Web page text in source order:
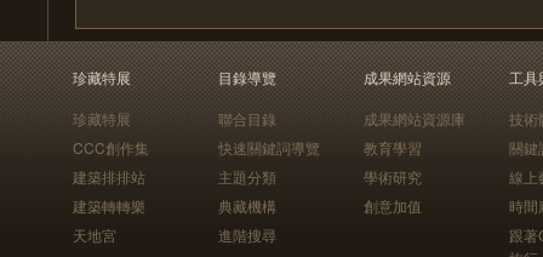
珍藏特展
珍藏特展
CCC創作集
建築排排站
建築轉轉樂
天地宮
目錄導覽
聯合目錄
快速關鍵詞導覽
主題分類
典藏機構
進階搜尋
成果網站資源
成果網站資源庫
教育學習
學術研究
創意加值
工具
技術
關鍵
線上
時間
跟